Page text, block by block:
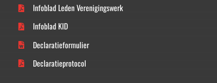
Infoblad Leden Verenigingswerk
Infoblad KID
Declaratieformulier
Declaratieprotocol